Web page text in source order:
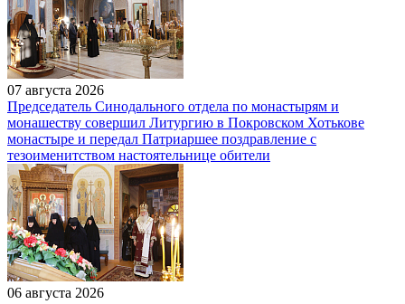
07 августа 2026
Председатель Синодального отдела по монастырям и
монашеству совершил Литургию в Покровском Хотькове
монастыре и передал Патриаршее поздравление с
тезоименитством настоятельнице обители
06 августа 2026